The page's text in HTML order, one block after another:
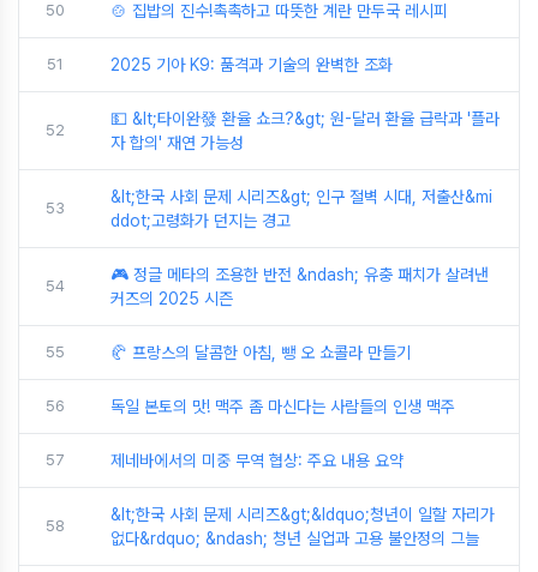
50 🍲 집밥의 진수!촉촉하고 따뜻한 계란 만두국 레시피
51 2025 기아 K9: 품격과 기술의 완벽한 조화
52
💵 &lt;타이완發 환율 쇼크?&gt; 원-달러 환율 급락과 '플라
자 합의' 재연 가능성
53
&lt;한국 사회 문제 시리즈&gt; 인구 절벽 시대, 저출산&mi
ddot;고령화가 던지는 경고
54
🎮 정글 메타의 조용한 반전 &ndash; 유충 패치가 살려낸
커즈의 2025 시즌
55 🥐 프랑스의 달콤한 아침, 뺑 오 쇼콜라 만들기
56 독일 본토의 맛! 맥주 좀 마신다는 사람들의 인생 맥주
57 제네바에서의 미중 무역 협상: 주요 내용 요약
58
&lt;한국 사회 문제 시리즈&gt;&ldquo;청년이 일할 자리가
없다&rdquo; &ndash; 청년 실업과 고용 불안정의 그늘